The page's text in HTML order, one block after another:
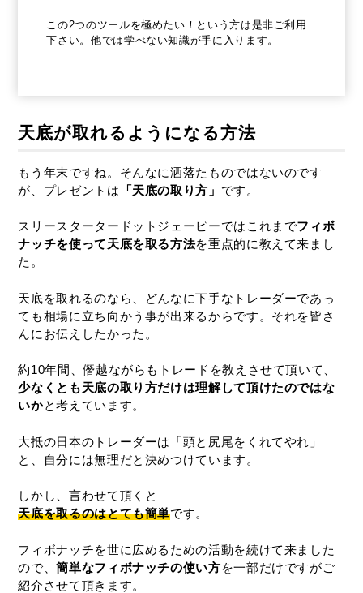
この2つのツールを極めたい！という方は是非ご利用
下さい。他では学べない知識が手に入ります。
天底が取れるようになる方法
もう年末ですね。そんなに洒落たものではないのです
が、プレゼントは 「天底の取り方」 です。
スリースタータードットジェーピーではこれまでフィボ
ナッチを使って天底を取る方法を重点的に教えて来まし
た。
天底を取れるのなら、どんなに下手なトレーダーであっ
ても相場に立ち向かう事が出来るからです。それを皆さ
んにお伝えしたかった。
約10年間、僭越ながらもトレードを教えさせて頂いて、
少なくとも天底の取り方だけは理解して頂けたのではな
いかと考えています。
大抵の日本のトレーダーは「頭と尻尾をくれてやれ」
と、自分には無理だと決めつけています。
しかし、言わせて頂くと
天底を取るのはとても簡単です。
フィボナッチを世に広めるための活動を続けて来ました
ので、簡単なフィボナッチの使い方を一部だけですがご
紹介させて頂きます。